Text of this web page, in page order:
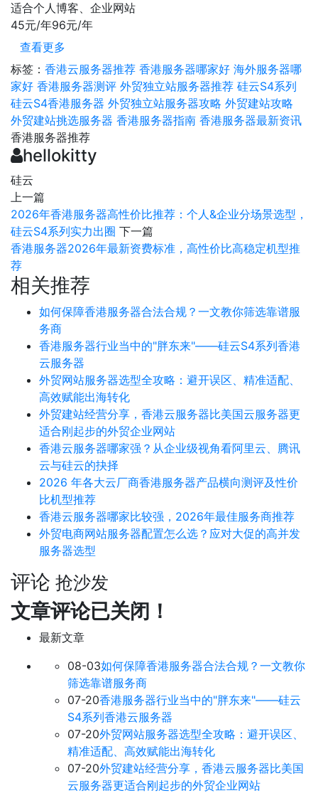
适合个人博客、企业网站
45元/年96元/年
查看更多
标签： 香港云服务器推荐 香港服务器哪家好 海外服务器哪
家好 香港服务器测评 外贸独立站服务器推荐 硅云S4系列
硅云S4香港服务器 外贸独立站服务器攻略 外贸建站攻略
外贸建站挑选服务器 香港服务器指南 香港服务器最新资讯
香港服务器推荐
hellokitty
硅云
上一篇
2026年香港服务器高性价比推荐：个人&企业分场景选型，
硅云S4系列实力出圈 下一篇
香港服务器2026年最新资费标准，高性价比高稳定机型推
荐
相关推荐
如何保障香港服务器合法合规？一文教你筛选靠谱服
务商
香港服务器行业当中的"胖东来"——硅云S4系列香港
云服务器
外贸网站服务器选型全攻略：避开误区、精准适配、
高效赋能出海转化
外贸建站经营分享，香港云服务器比美国云服务器更
适合刚起步的外贸企业网站
香港云服务器哪家强？从企业级视角看阿里云、腾讯
云与硅云的抉择
2026 年各大云厂商香港服务器产品横向测评及性价
比机型推荐
香港云服务器哪家比较强，2026年最佳服务商推荐
外贸电商网站服务器配置怎么选？应对大促的高并发
服务器选型
评论 抢沙发
文章评论已关闭！
最新文章
08-03如何保障香港服务器合法合规？一文教你
筛选靠谱服务商
07-20香港服务器行业当中的"胖东来"——硅云
S4系列香港云服务器
07-20外贸网站服务器选型全攻略：避开误区、
精准适配、高效赋能出海转化
07-20外贸建站经营分享，香港云服务器比美国
云服务器更适合刚起步的外贸企业网站